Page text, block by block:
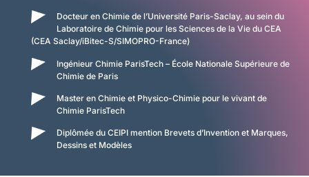
Docteur en Chimie de l’Université Paris-Saclay, au sein du
Laboratoire de Chimie pour les Sciences de la Vie du CEA
(CEA Saclay/iBitec-S/SIMOPRO-France)
Ingénieur Chimie ParisTech – École Nationale Supérieure de
Chimie de Paris
Master en Chimie et Physico-Chimie pour le vivant de
Chimie ParisTech
Diplômée du CEIPI mention Brevets d’Invention et Marques,
Dessins et Modèles